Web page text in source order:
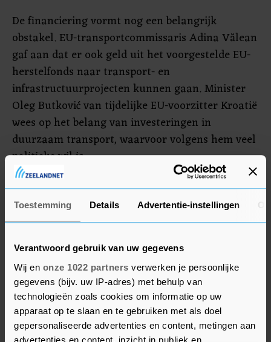
Toestemming Details Advertentie-instellingen
Verantwoord gebruik van uw gegevens
Wij en onze 1022 partners verwerken je persoonlijke
gegevens (bijv. uw IP-adres) met behulp van
technologieën zoals cookies om informatie op uw
apparaat op te slaan en te gebruiken met als doel
gepersonaliseerde advertenties en content, metingen aan
advertenties en content, inzicht in publiek en
De financiering vormt nog een belangrijk
obstakel. EU-transportcommissaris Adina Vălean
gaf aan dat er ook geld uit het voorgestelde EU-
herstelfonds naar transport- en
infrastructuurprojecten kunnen gaan. Minister
Oleg Butković van tijdelijke EU-voorzitter Kroatië
wees op het belang van investeringen in
duurzaam transport, waarvoor volgens hem veel
politieke wil is.
Vervoer per trein zorgt voor minder CO2-uitstoot
dan vliegen en draagt dus bij aan de
klimaatdoelstellingen. De Europese Commissie
van de Green Deal om Europa klimaatneutraal te
krijgen.